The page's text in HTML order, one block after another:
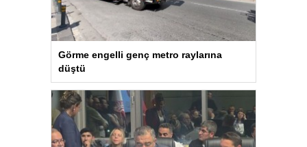
Görme engelli genç metro raylarına
düştü